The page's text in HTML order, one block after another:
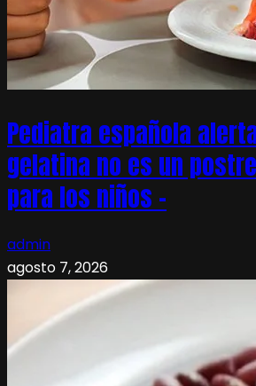
Pediatra española
gelatina no es un
para los niños –
admin
agosto 7, 2026